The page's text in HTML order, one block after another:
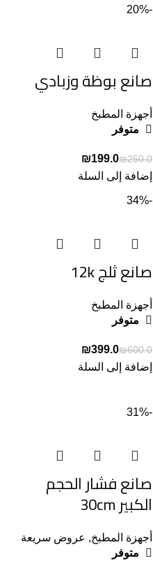
-20%
صانع بوظة وزبادي
أجهزة المطبخ
متوفر
₪250.0
₪199.0
إضافة إلى السلة
-34%
صانع ثلج 12k
أجهزة المطبخ
متوفر
₪600.0
₪399.0
إضافة إلى السلة
-31%
صانع فشار الحجم
الكبير 30cm
أجهزة المطبخ, عروض سريعة
متوفر